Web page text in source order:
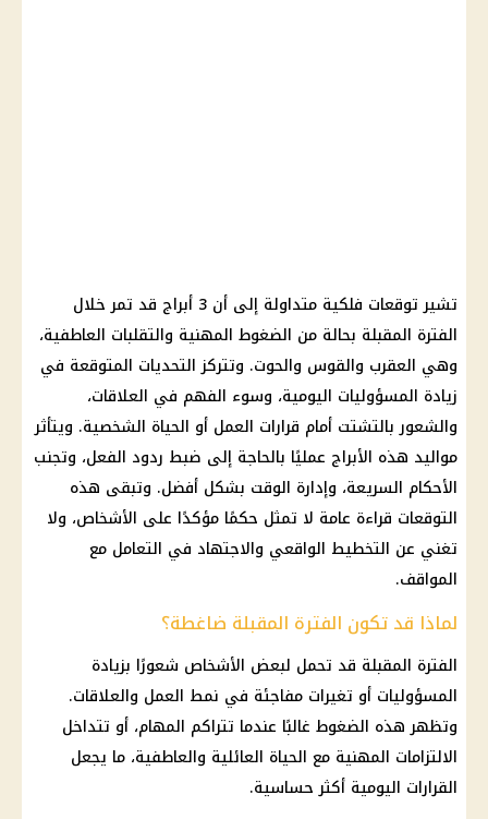
تشير توقعات فلكية متداولة إلى أن 3 أبراج قد تمر خلال
الفترة المقبلة بحالة من الضغوط المهنية والتقلبات العاطفية،
وهي العقرب والقوس والحوت. وتتركز التحديات المتوقعة في
زيادة المسؤوليات اليومية، وسوء الفهم في العلاقات،
والشعور بالتشتت أمام قرارات العمل أو الحياة الشخصية. ويتأثر
مواليد هذه الأبراج عمليًا بالحاجة إلى ضبط ردود الفعل، وتجنب
الأحكام السريعة، وإدارة الوقت بشكل أفضل. وتبقى هذه
التوقعات قراءة عامة لا تمثل حكمًا مؤكدًا على الأشخاص، ولا
تغني عن التخطيط الواقعي والاجتهاد في التعامل مع
المواقف.
لماذا قد تكون الفترة المقبلة ضاغطة؟
الفترة المقبلة قد تحمل لبعض الأشخاص شعورًا بزيادة
المسؤوليات أو تغيرات مفاجئة في نمط العمل والعلاقات.
وتظهر هذه الضغوط غالبًا عندما تتراكم المهام، أو تتداخل
الالتزامات المهنية مع الحياة العائلية والعاطفية، ما يجعل
القرارات اليومية أكثر حساسية.